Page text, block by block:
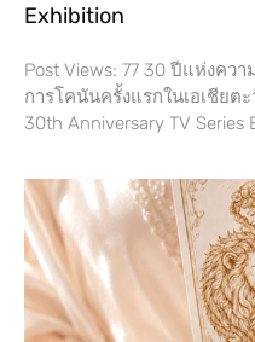
Exhibition
Post Views: 77 30 ปีแห่งคว
การโคนันครั้งแรกในเอเชียต
30th Anniversary TV Series